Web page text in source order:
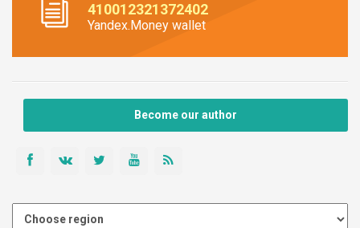
410012321372402
Yandex.Money wallet
Become our author